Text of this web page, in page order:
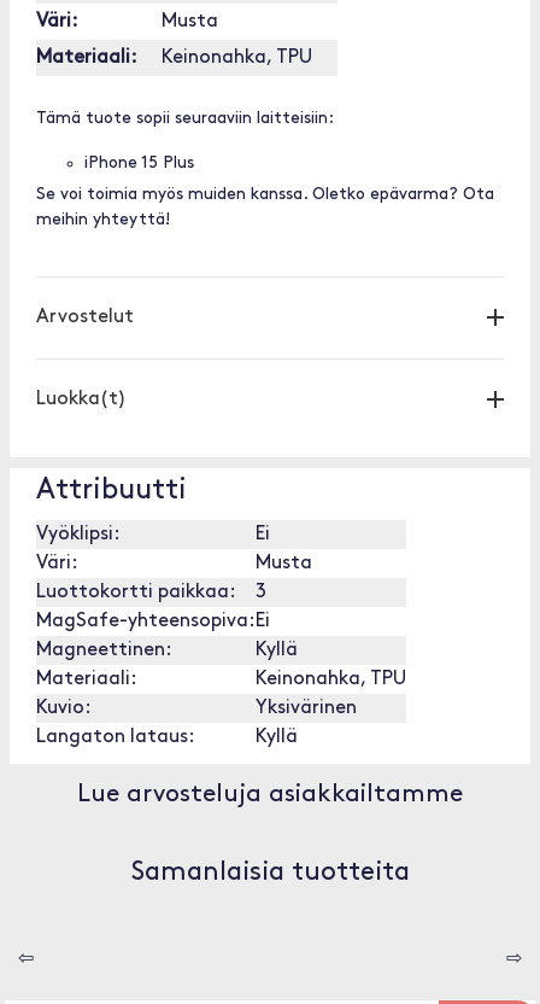
Väri:
Musta
Materiaali:
Keinonahka, TPU
Tämä tuote sopii seuraaviin laitteisiin:
iPhone 15 Plus
Se voi toimia myös muiden kanssa. Oletko epävarma? Ota
meihin yhteyttä!
Arvostelut
Luokka(t)
Attribuutti
Vyöklipsi:
Ei
Väri:
Musta
Luottokortti paikkaa:
3
MagSafe-yhteensopiva: Ei
Magneettinen:
Kyllä
Materiaali:
Keinonahka, TPU
Kuvio:
Yksivärinen
Langaton lataus:
Kyllä
Lue arvosteluja asiakkailtamme
Samanlaisia tuotteita
⇦ ⇨